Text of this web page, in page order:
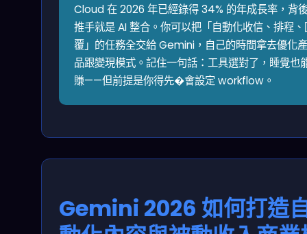
Cloud 在 2026 年已經錄得 34% 的年成長率，背
推手就是 AI 整合。你可以把「自動化收信、排程、
覆」的任務全交給 Gemini，自己的時間拿去優化產
品跟變現模式。記住一句話：工具選對了，睡覺也
賺——但前提是你得先�會設定 workflow。
Gemini 2026 如何打造